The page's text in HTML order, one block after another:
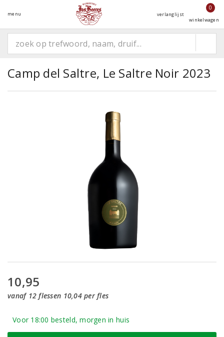
menu verlanglijst
0
winkelwagen
Camp del Saltre, Le Saltre Noir 2023
10,95
vanaf 12 flessen 10,04 per fles
Voor 18:00 besteld, morgen in huis